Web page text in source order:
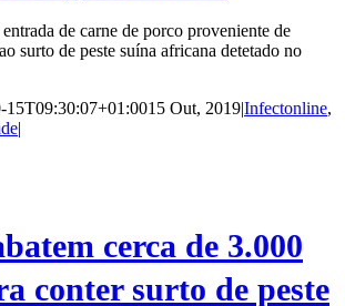
de carne de porco proveniente de
surto de peste suína africana detetado no
15T09:30:07+01:0015 Out, 2019|Infectonline,
|
cerca de 3.000
conter surto de peste